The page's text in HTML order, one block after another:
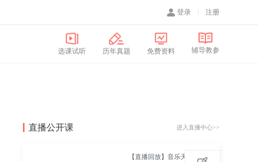
登录 注册
选课试听 历年真题 免费资料 辅导教参
直播公开课 进入直播中心>>
【直播回放】音乐天心区教